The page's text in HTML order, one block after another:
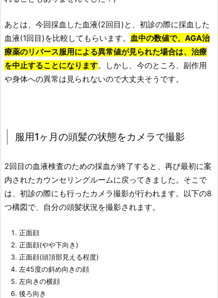
あとは、今回採血した血液(2回目)と、初診の際に採血した
血液(1回目)を比較してもらいます。 血中の数値で、AGA治
療薬のリバース服用による異常値が見られた場合は、治療
を中止することになります。しかし、今のところ、副作用
や身体への異常は見られないので大丈夫そうです。
服用1ヶ月の頭髪の状態をカメラで撮影
2回目の血液検査のための採血が終了すると、再び最初に案
内されたカウンセリングルームに戻ってきました。そこで
は、初診の際にも行ったカメラ撮影が行われます。以下の8
つ構図で、自分の頭髪状況を撮影されます。
正面顔
正面顔(やや下向き)
正面顔(頭頂部見える程度)
左45度の斜め向きの顔
左向きの横顔
後ろ向き